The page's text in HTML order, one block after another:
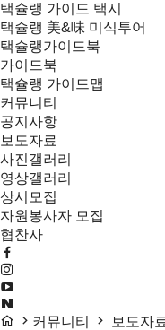
택슐랭 가이드 택시
택슐랭 美&味 미식투어
택슐랭가이드북
가이드북
택슐랭 가이드맵
커뮤니티
공지사항
보도자료
사진갤러리
영상갤러리
상시모집
자원봉사자 모집
협찬사
커뮤니티
보도자